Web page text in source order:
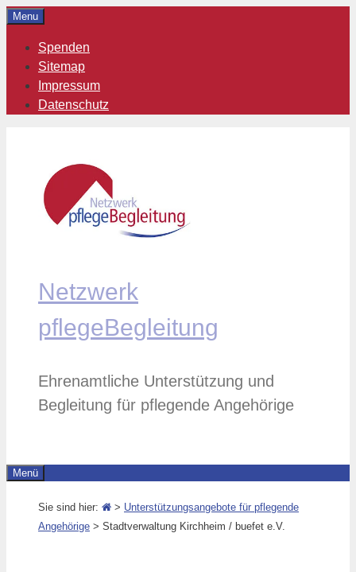
Zum
springen
Menu
Spenden
Sitemap
Impressum
Datenschutz
Netzwerk
pflegeBegleitung
Ehrenamtliche Unterstützung und
Begleitung für pflegende Angehörige
Menü
Sie sind hier: > Unterstützungsangebote für pflegende
Angehörige > Stadtverwaltung Kirchheim / buefet e.V.